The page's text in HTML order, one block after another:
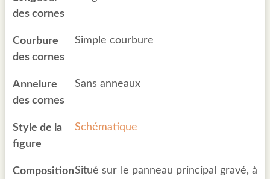
des cornes
Courbure
des cornes
Simple courbure
Annelure
des cornes
Sans anneaux
Style de la
figure
Schématique
CompositionSitué sur le panneau principal gravé, à